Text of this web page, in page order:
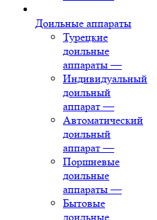
Доильные аппараты
Турецкие
доильные
аппараты —
Индивидуальный
доильный
аппарат —
Автоматический
доильный
аппарат —
Поршневые
доильные
аппараты —
Бытовые
доильные